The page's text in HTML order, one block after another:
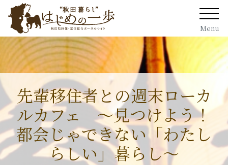
Menu
先輩移住者との週末ローカ
ルカフェ ～見つけよう！
都会じゃできない「わたし
らしい」暮らし～